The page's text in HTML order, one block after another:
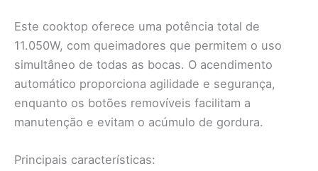
Este cooktop oferece uma potência total de
11.050W, com queimadores que permitem o uso
simultâneo de todas as bocas. O acendimento
automático proporciona agilidade e segurança,
enquanto os botões removíveis facilitam a
manutenção e evitam o acúmulo de gordura.
Principais características: